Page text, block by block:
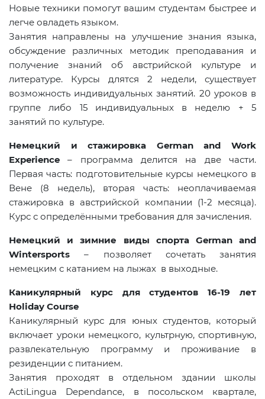
Новые техники помогут вашим студентам быстрее и
легче овладеть языком.
Занятия направлены на улучшение знания языка,
обсуждение различных методик преподавания и
получение знаний об австрийской культуре и
литературе. Курсы длятся 2 недели, существует
возможность индивидуальных занятий. 20 уроков в
группе либо 15 индивидуальных в неделю + 5
занятий по культуре.
Немецкий и стажировка German and Work
Experience– программа делится на две части.
Первая часть: подготовительные курсы немецкого в
Вене (8 недель), вторая часть: неоплачиваемая
стажировка в австрийской компании (1-2 месяца).
Курс с определёнными требования для зачисления.
Немецкий и зимние виды спорта German and
Wintersports – позволяет сочетать занятия
немецким с катанием на лыжах в выходные.
Каникулярный курс для студентов 16-19 лет
Holiday Course
Каникулярный курс для юных студентов, который
включает уроки немецкого, культрную, спортивную,
развлекательную программу и проживание в
резиденции с питанием.
Занятия проходят в отдельном здании школы
ActiLingua Dependance, в посольском квартале,